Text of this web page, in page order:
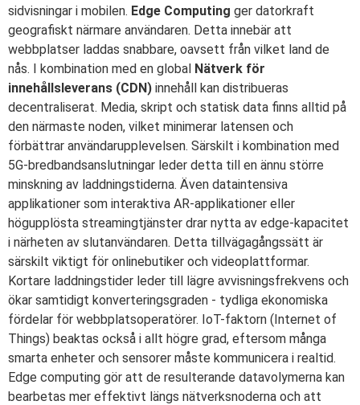
sidvisningar i mobilen. Edge Computing ger datorkraft
geografiskt närmare användaren. Detta innebär att
webbplatser laddas snabbare, oavsett från vilket land de
nås. I kombination med en global Nätverk för
innehållsleverans (CDN) innehåll kan distribueras
decentraliserat. Media, skript och statisk data finns alltid på
den närmaste noden, vilket minimerar latensen och
förbättrar användarupplevelsen. Särskilt i kombination med
5G-bredbandsanslutningar leder detta till en ännu större
minskning av laddningstiderna. Även dataintensiva
applikationer som interaktiva AR-applikationer eller
högupplösta streamingtjänster drar nytta av edge-kapacitet
i närheten av slutanvändaren. Detta tillvägagångssätt är
särskilt viktigt för onlinebutiker och videoplattformar.
Kortare laddningstider leder till lägre avvisningsfrekvens och
ökar samtidigt konverteringsgraden - tydliga ekonomiska
fördelar för webbplatsoperatörer. IoT-faktorn (Internet of
Things) beaktas också i allt högre grad, eftersom många
smarta enheter och sensorer måste kommunicera i realtid.
Edge computing gör att de resulterande datavolymerna kan
bearbetas mer effektivt längs nätverksnoderna och att